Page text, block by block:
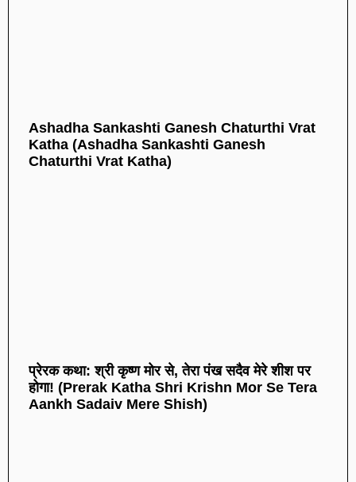
Ashadha Sankashti Ganesh Chaturthi Vrat
Katha (Ashadha Sankashti Ganesh
Chaturthi Vrat Katha)
प्रेरक कथा: श्री कृष्ण मोर से, तेरा पंख सदैव मेरे शीश पर
होगा! (Prerak Katha Shri Krishn Mor Se Tera
Aankh Sadaiv Mere Shish)